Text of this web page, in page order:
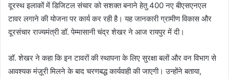
दूरस्थ इलाकों में डिजिटल संचार को सशक्त बनाने हेतु 400 नए बीएसएनएल
टावर लगाने की योजना पर कार्य कर रही है। यह जानकारी ग्रामीण विकास और
दूरसंचार राज्यमंत्री डॉ. पेम्मासानी चंद्र शेखर ने आज रायपुर में दी।
डॉ. शेखर ने कहा कि इन टावरों की स्थापना के लिए सुरक्षा बलों और वन विभाग से
आवश्यक मंज़ूरी मिलने के बाद चरणबद्ध कार्यवाही की जाएगी। उन्होंने बताया,